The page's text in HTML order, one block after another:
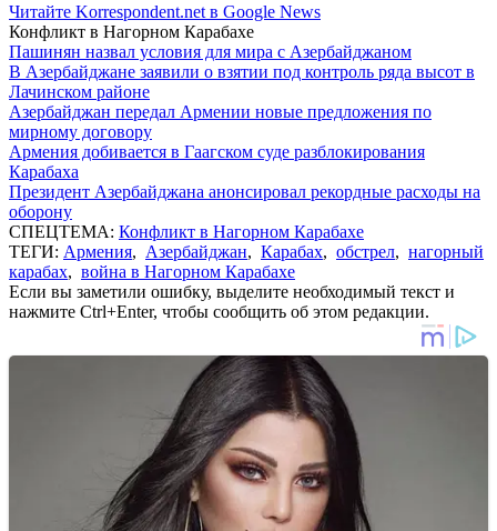
Читайте Korrespondent.net в Google News
Конфликт в Нагорном Карабахе
Пашинян назвал условия для мира с Азербайджаном
В Азербайджане заявили о взятии под контроль ряда высот в
Лачинском районе
Азербайджан передал Армении новые предложения по
мирному договору
Армения добивается в Гаагском суде разблокирования
Карабаха
Президент Азербайджана анонсировал рекордные расходы на
оборону
СПЕЦТЕМА: Конфликт в Нагорном Карабахе
ТЕГИ: Армения, Азербайджан, Карабах, обстрел, нагорный
карабах, война в Нагорном Карабахе
Если вы заметили ошибку, выделите необходимый текст и
нажмите Ctrl+Enter, чтобы сообщить об этом редакции.